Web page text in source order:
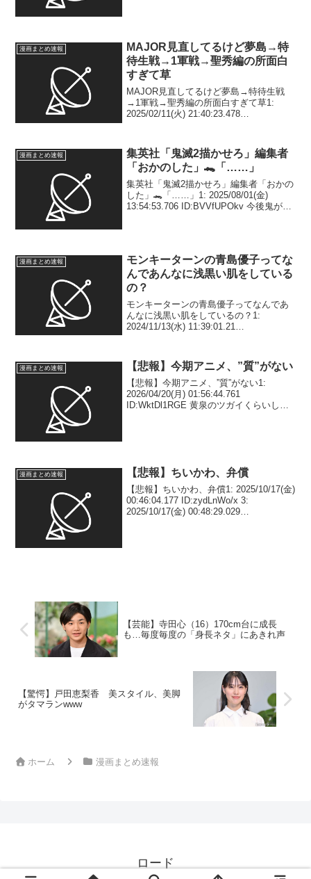
漫画まとめ速報
MAJOR見直してるけど夢島→特
待生戦→1軍戦→聖秀編の所面白
すぎて草
MAJOR見直してるけど夢島→特待生戦
→1軍戦→聖秀編の所面白すぎて草1:
2025/02/11(火) 21:40:23.478
の部分 2: 2025/...
漫画まとめ速報
集英社「鬼滅2描かせろ」編集者
「おかのした」🐊「……」
集英社「鬼滅2描かせろ」編集者「おかの
した」🐊「……」1: 2025/08/01(金)
13:54:53.706 ID:BVVfUPOkv 今後鬼が生
漫画まとめ速報
モンキーターンの青島優子ってな
んであんなに浅黒い肌をしている
の？
モンキーターンの青島優子ってなんであ
んなに浅黒い肌をしているの？1:
2024/11/13(水) 11:39:01.21
漫画まとめ速報 【悲報】今期アニメ、”質”がない
【悲報】今期アニメ、”質”がない1:
2026/04/20(月) 01:56:44.761
ID:WktDl1RGE 黄泉のツガイくらいしか
漫画まとめ速報 【悲報】ちいかわ、弁償
【悲報】ちいかわ、弁償1: 2025/10/17(金)
00:46:04.177 ID:zydLnWo/x 3:
2025/10/17(金) 00:48:29.029
【芸能】寺田心（16）170cm台に成長
も…毎度毎度の「身長ネタ」にあきれ声
【驚愕】戸田恵梨香 美スタイル、美脚
がタマランwww
ホーム 漫画まとめ速報
ロード